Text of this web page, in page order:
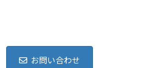
お問い合わせ